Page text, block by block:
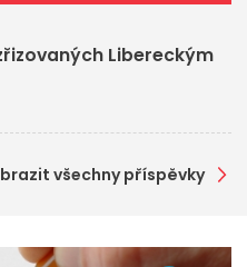
Libereckým
všechny příspěvky